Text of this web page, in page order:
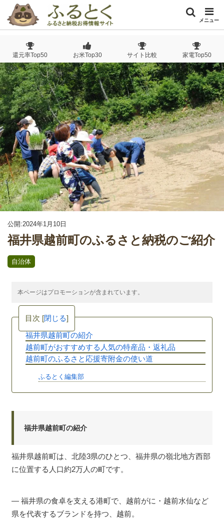
メニュー
還元率Top50 お米Top30 サイト比較 家電Top50
公開:2024年1月10日
福井県越前町のふるさと納税のご紹介
自治体
本ページはプロモーションが含まれています。
目次 [閉じる]
福井県越前町の紹介
越前町がおすすめする人気の特産品・返礼品
越前町のふるさと応援寄附金の使い道
ふるとく編集部
福井県越前町の紹介
福井県越前町は、北陸3県のひとつ、福井県の嶺北地方西部
に位置する人口約2万人の町です。
― 福井県の食卓を支える港町で、越前がに・越前水仙など
県を代表するブランドを持つ、越前。